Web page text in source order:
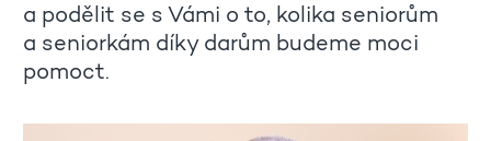
a podělit se s Vámi o to, kolika seniorům
a seniorkám díky darům budeme moci
pomoct.